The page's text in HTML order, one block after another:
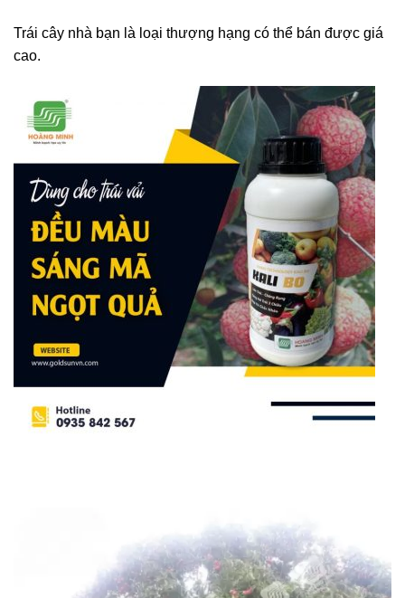
Trái cây nhà bạn là loại thượng hạng có thể bán được giá
cao.